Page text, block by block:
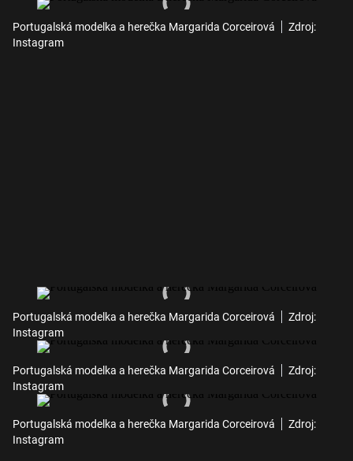
Portugalská modelka a herečka Margarida Corceirová
Zdroj:
Instagram
Portugalská modelka a herečka Margarida Corceirová
Zdroj:
Instagram
Portugalská modelka a herečka Margarida Corceirová
Zdroj:
Instagram
Portugalská modelka a herečka Margarida Corceirová
Zdroj:
Instagram